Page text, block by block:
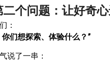
个问题：让好奇
：
你们想探索、体验什么？”
说了一串：